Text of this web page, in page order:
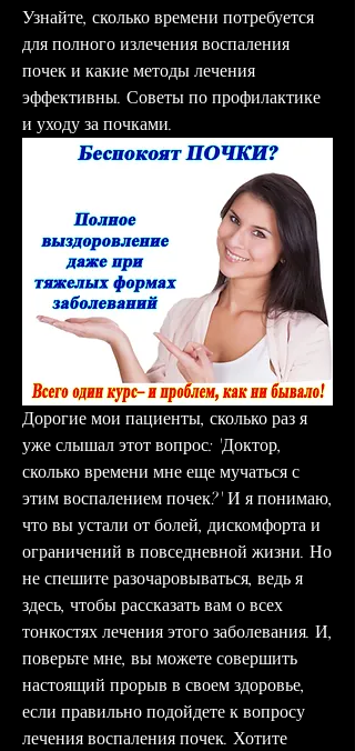
Узнайте, сколько времени потребуется
для полного излечения воспаления
почек и какие методы лечения
эффективны. Советы по профилактике
и уходу за почками.
Дорогие мои пациенты, сколько раз я
уже слышал этот вопрос: 'Доктор,
сколько времени мне еще мучаться с
этим воспалением почек?' И я понимаю,
что вы устали от болей, дискомфорта и
ограничений в повседневной жизни. Но
не спешите разочаровываться, ведь я
здесь, чтобы рассказать вам о всех
тонкостях лечения этого заболевания. И,
поверьте мне, вы можете совершить
настоящий прорыв в своем здоровье,
если правильно подойдете к вопросу
лечения воспаления почек. Хотите